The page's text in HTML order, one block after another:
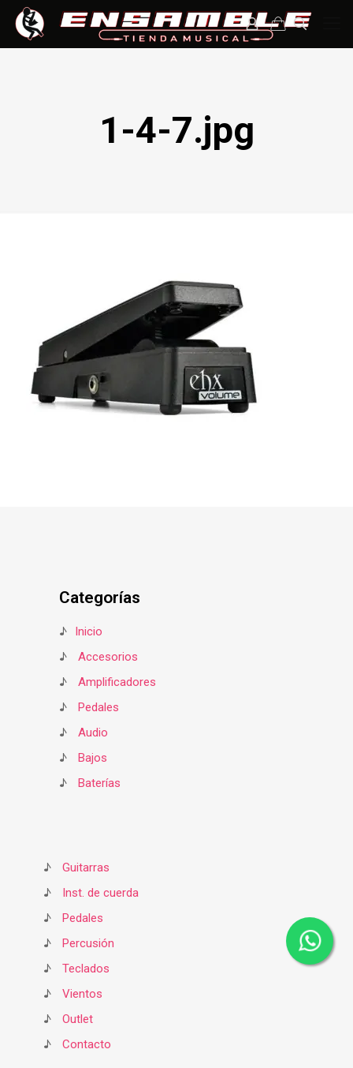
1-4-7.jpg
Categorías
♪
Inicio
♪
Accesorios
♪
Amplificadores
♪
Pedales
♪
Audio
♪
Bajos
♪
Baterías
♪
Guitarras
♪
Inst. de cuerda
♪
Pedales
♪
Percusión
♪
Teclados
♪
Vientos
♪
Outlet
♪
Contacto